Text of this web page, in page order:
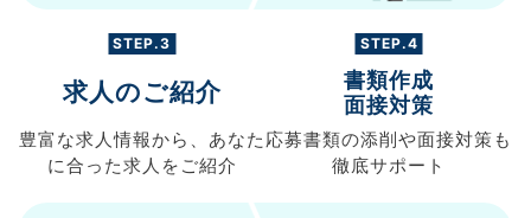
STEP.3
求人のご紹介
豊富な求人情報から、 あなた
に合った求人を ご紹介
STEP.4
書類作成
面接対策
応募書類の添削や面接対策も
徹底サポート